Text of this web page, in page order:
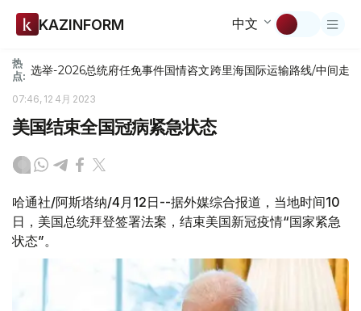
KAZINFORM 中文
热
点: 选举-2026总统府任免事件国情咨文跨里海国际运输路线/中间走廊
07:46, 12 4月 2023
美国结束全国冠病紧急状态
哈通社/阿斯塔纳/4月12日--据外媒综合报道，当地时间10
日，美国总统拜登签署法案，结束美国新冠疫情“国家紧急
状态”。